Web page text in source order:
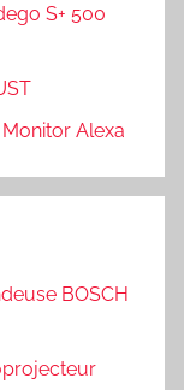
S+ 500
Alexa
BOSCH